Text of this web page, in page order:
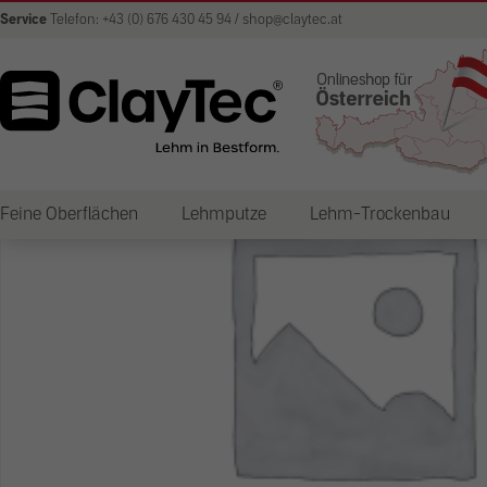
Service Telefon: +43 (0) 676 430 45 94 / shop@claytec.at
Feine Oberflächen Lehmputze Lehm-Trockenbau